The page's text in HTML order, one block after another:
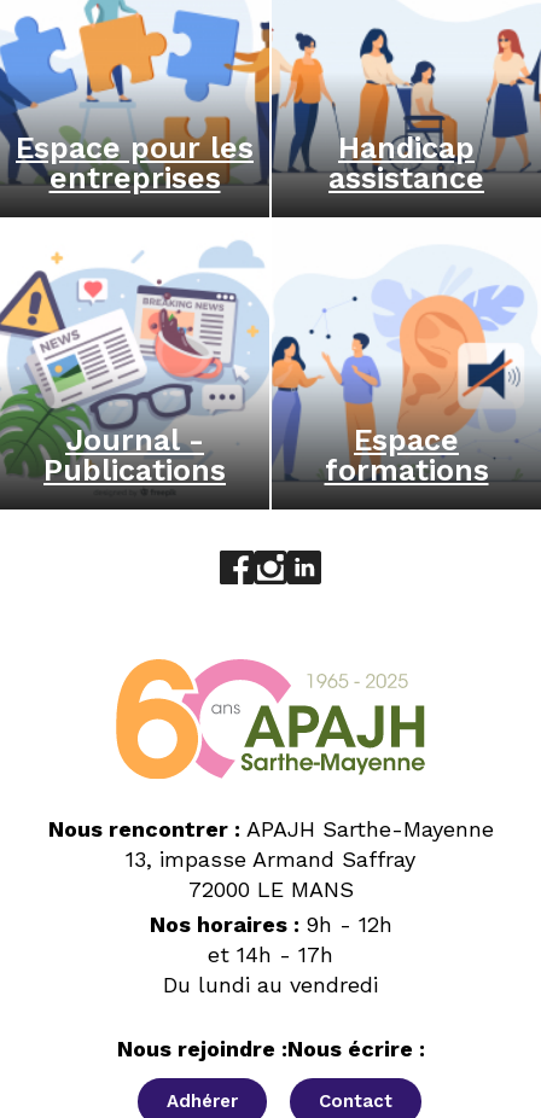
Espace pour les
entreprises
Handicap
assistance
Journal -
Publications
Espace
formations
Aller sur le réseau social
Aller sur le réseau social
Aller sur le réseau
Nous rencontrer : APAJH Sarthe-Mayenne
13, impasse Armand Saffray
72000 LE MANS
Nos horaires : 9h - 12h
et 14h - 17h
Du lundi au vendredi
Nous rejoindre :
Adhérer
Nous écrire :
Contact